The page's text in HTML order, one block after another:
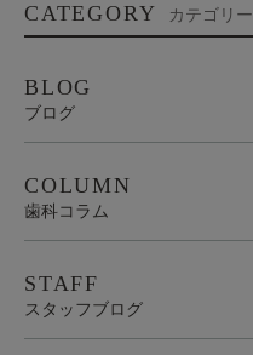
CATEGORY カテゴリー
BLOG
ブログ
COLUMN
歯科コラム
STAFF
スタッフブログ